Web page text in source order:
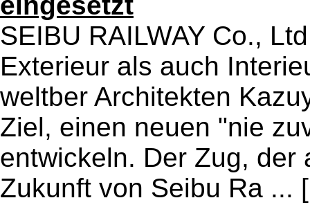
SEIBU RAILWAY Co.,
Exterieur als auch
weltber Architekten
Ziel, einen neuen "nie
entwickeln. Der Zug, der
Zukunft von Seibu Ra ...